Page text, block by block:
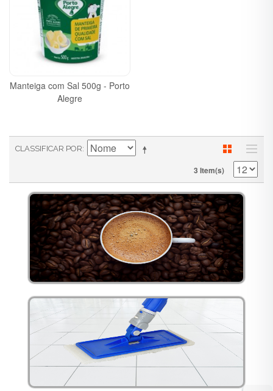
Manteiga com Sal 500g - Porto
Alegre
CLASSIFICAR POR
3 Item(s)